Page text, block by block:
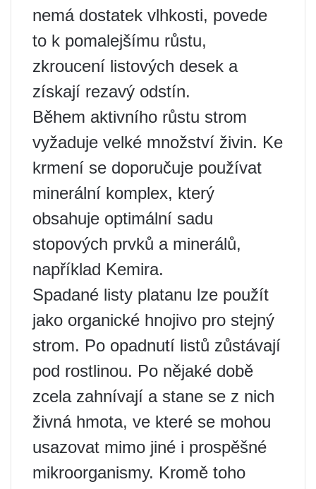
nemá dostatek vlhkosti, povede
to k pomalejšímu růstu,
zkroucení listových desek a
získají rezavý odstín.
Během aktivního růstu strom
vyžaduje velké množství živin. Ke
krmení se doporučuje používat
minerální komplex, který
obsahuje optimální sadu
stopových prvků a minerálů,
například Kemira.
Spadané listy platanu lze použít
jako organické hnojivo pro stejný
strom. Po opadnutí listů zůstávají
pod rostlinou. Po nějaké době
zcela zahnívají a stane se z nich
živná hmota, ve které se mohou
usazovat mimo jiné i prospěšné
mikroorganismy. Kromě toho